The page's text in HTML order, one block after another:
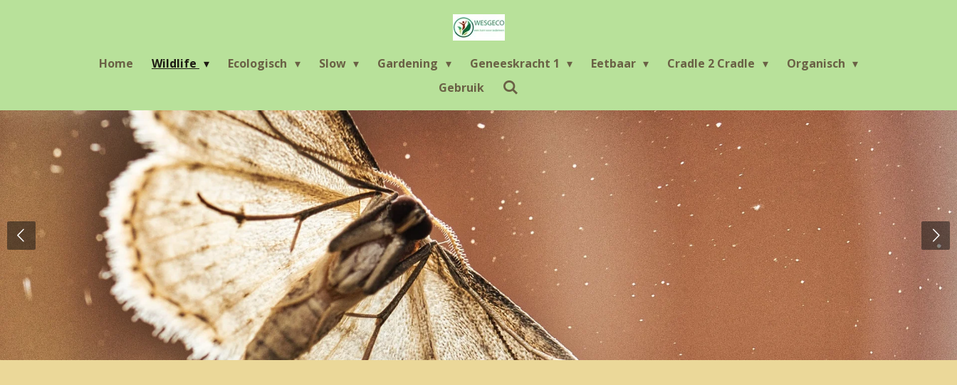
Home Wildlife Ecologisch Slow Gardening Geneeskracht 1 Eetbaar Cradle 2 Cradle
Organisch
Gebruik